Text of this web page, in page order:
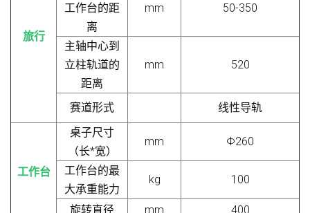
旅行
工作台的距
离
mm 50-350
主轴中心到
立柱轨道的
距离
mm 520
赛道形式 线性导轨
工作台
桌子尺寸
（长*宽）
mm Φ260
工作台的最
大承重能力
kg 100
旋转直径 mm 400